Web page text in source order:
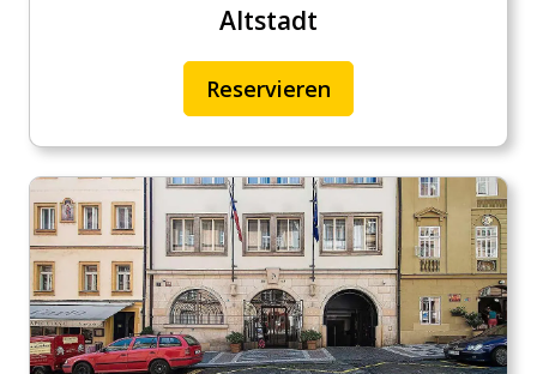
Altstadt
Reservieren